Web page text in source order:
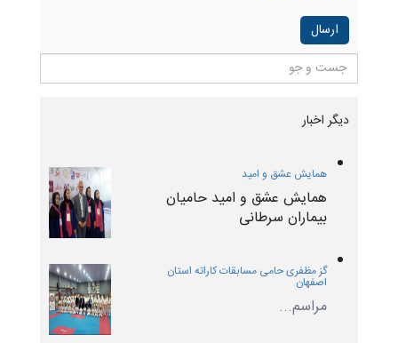
دیگر اخبار
همایش عشق و امید
همایش عشق و امید حامیان
بیماران سرطانی
گز مظفری حامی مسابقات کاراته استان
اصفهان
مراسم...